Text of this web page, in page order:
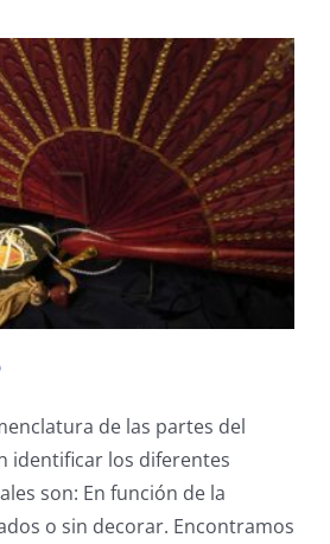
de las partes del
identificar los diferentes
son: En función de la
o sin decorar. Encontramos